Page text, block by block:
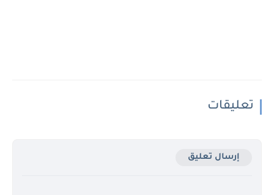
تعليقات
إرسال تعليق